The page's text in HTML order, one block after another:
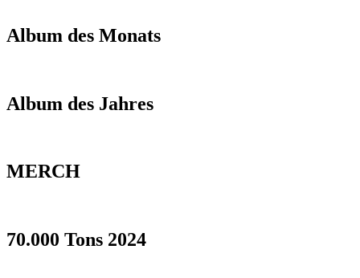
Album des Monats
Album des Jahres
MERCH
70.000 Tons 2024